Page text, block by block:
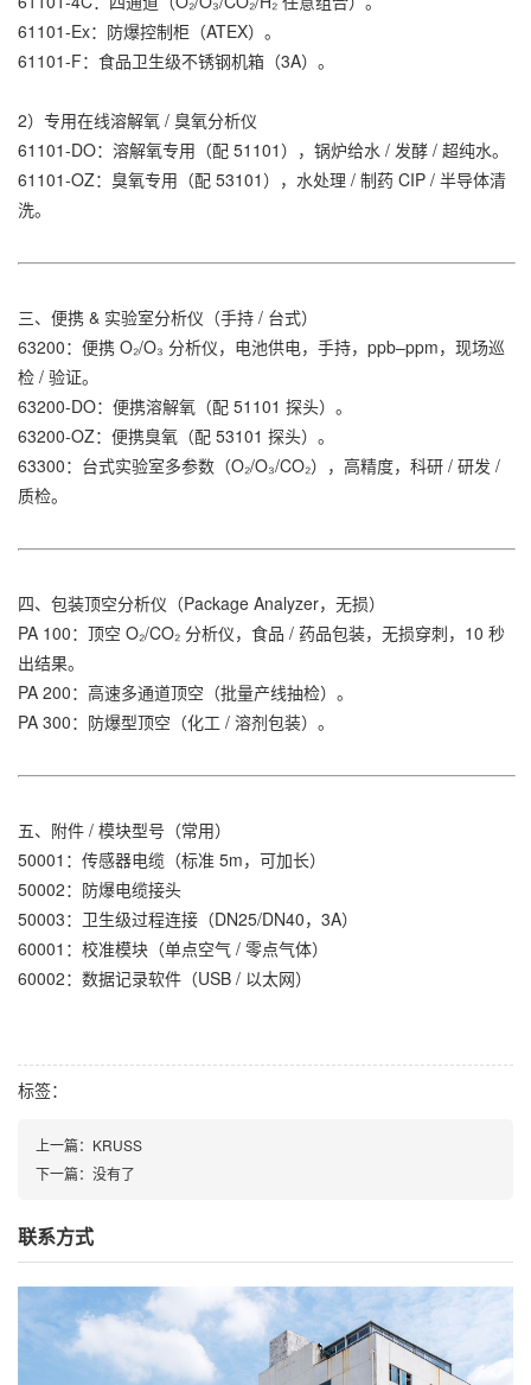
61101-Ex：防爆控制柜（ATEX）。
61101-F：食品卫生级不锈钢机箱（3A）。
2）专用在线溶解氧 / 臭氧分析仪
61101-DO：溶解氧专用（配 51101），锅炉给水 / 发酵 / 超纯水。
61101-OZ：臭氧专用（配 53101），水处理 / 制药 CIP / 半导体清
洗。
三、便携 & 实验室分析仪（手持 / 台式）
63200：便携 O₂/O₃ 分析仪，电池供电，手持，ppb–ppm，现场巡
检 / 验证。
63200-DO：便携溶解氧（配 51101 探头）。
63200-OZ：便携臭氧（配 53101 探头）。
63300：台式实验室多参数（O₂/O₃/CO₂），高精度，科研 / 研发 /
质检。
四、包装顶空分析仪（Package Analyzer，无损）
PA 100：顶空 O₂/CO₂ 分析仪，食品 / 药品包装，无损穿刺，10 秒
出结果。
PA 200：高速多通道顶空（批量产线抽检）。
PA 300：防爆型顶空（化工 / 溶剂包装）。
五、附件 / 模块型号（常用）
50001：传感器电缆（标准 5m，可加长）
50002：防爆电缆接头
50003：卫生级过程连接（DN25/DN40，3A）
60001：校准模块（单点空气 / 零点气体）
60002：数据记录软件（USB / 以太网）
标签：
上一篇： KRUSS
下一篇： 没有了
联系方式